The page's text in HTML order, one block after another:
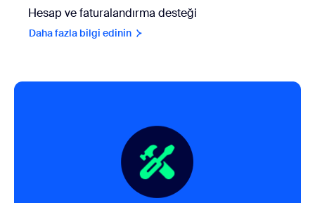
Hesap ve faturalandırma desteği
Daha fazla bilgi edinin